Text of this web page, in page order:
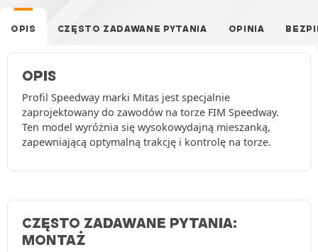
OPIS CZĘSTO ZADAWANE PYTANIA OPINIA
OPIS
Profil Speedway marki Mitas jest specjalnie
zaprojektowany do zawodów na torze FIM Speedway.
Ten model wyróżnia się wysokowydajną mieszanką,
zapewniającą optymalną trakcję i kontrolę na torze.
CZĘSTO ZADAWANE PYTANIA:
MONTAŻ